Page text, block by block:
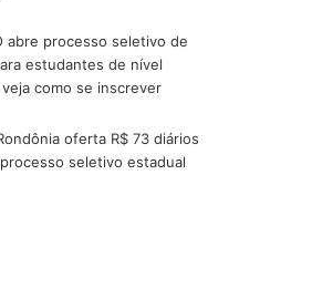
abre processo seletivo de
estudantes de nível
como se inscrever
oferta R$ 73 diários
seletivo estadual